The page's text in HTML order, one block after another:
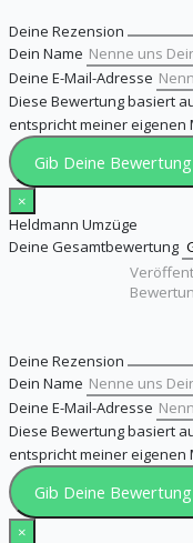
Deine Rezension
Dein Name
Deine E-Mail-Adresse
Diese Bewertung basiert
entspricht meiner eigenen
Gib Deine
×
Heldmann Umzüge
Deine Gesamtbewertung
Deine Rezension
Dein Name
Deine E-Mail-Adresse
Diese Bewertung basiert
entspricht meiner eigenen
Gib Deine
×